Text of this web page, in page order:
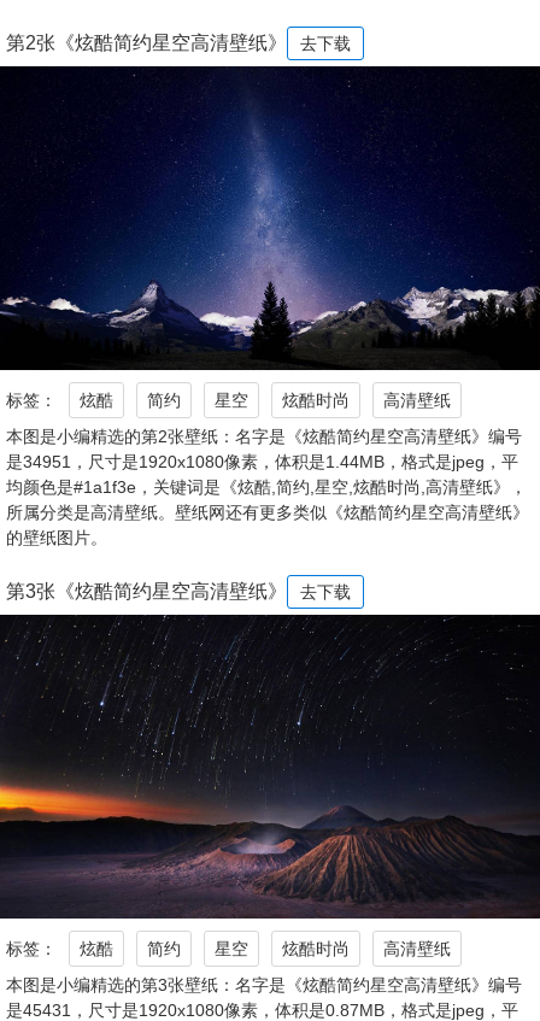
第2张《炫酷简约星空高清壁纸》 去下载
标签： 炫酷 简约 星空 炫酷时尚
高清壁纸
本图是小编精选的第2张壁纸：名字是《炫酷简约星空高清壁纸》编号
是34951，尺寸是1920x1080像素，体积是1.44MB，格式是jpeg，平
均颜色是#1a1f3e，关键词是《炫酷,简约,星空,炫酷时尚,高清壁纸》，
所属分类是高清壁纸。壁纸网还有更多类似《炫酷简约星空高清壁纸》
的壁纸图片。
第3张《炫酷简约星空高清壁纸》 去下载
标签： 炫酷 简约 星空 炫酷时尚
高清壁纸
本图是小编精选的第3张壁纸：名字是《炫酷简约星空高清壁纸》编号
是45431，尺寸是1920x1080像素，体积是0.87MB，格式是jpeg，平